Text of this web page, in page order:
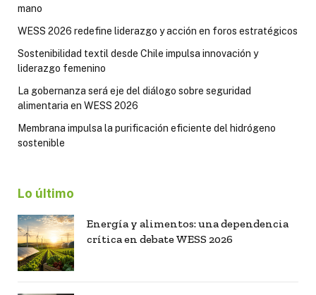
mano
WESS 2026 redefine liderazgo y acción en foros estratégicos
Sostenibilidad textil desde Chile impulsa innovación y
liderazgo femenino
La gobernanza será eje del diálogo sobre seguridad
alimentaria en WESS 2026
Membrana impulsa la purificación eficiente del hidrógeno
sostenible
Lo último
Energía y alimentos: una dependencia
crítica en debate WESS 2026